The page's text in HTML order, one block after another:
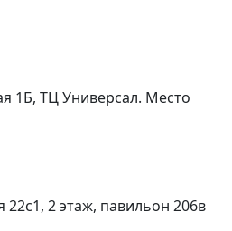
1Б, ТЦ Универсал. Место
2 этаж, павильон 206в